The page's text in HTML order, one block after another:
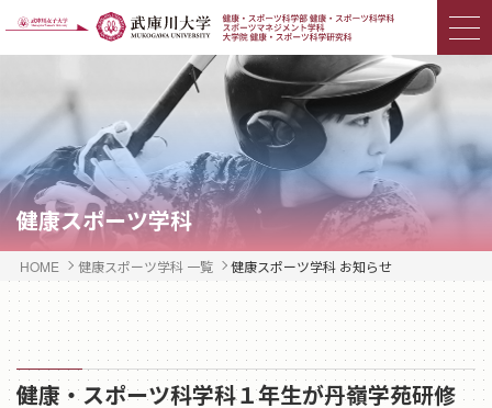
健康スポーツ学科
HOME 健康スポーツ学科 一覧 健康スポーツ学科 お知らせ
健康・スポーツ科学科１年生が丹嶺学苑研修